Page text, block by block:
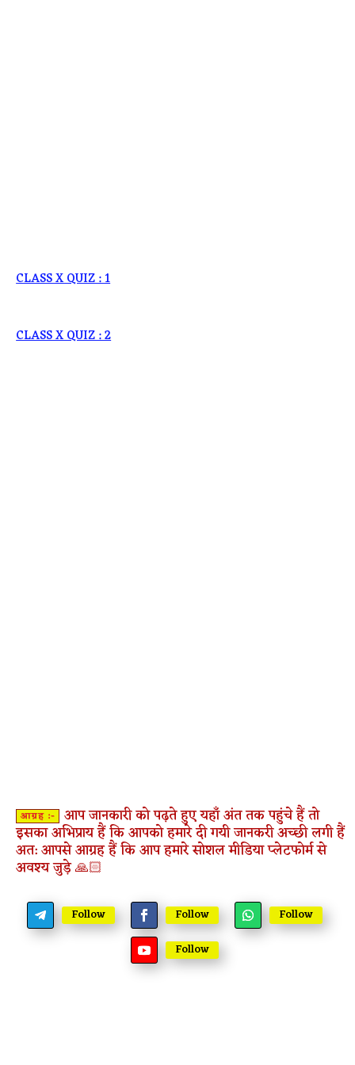
CLASS X QUIZ : 1
CLASS X QUIZ : 2
आग्रह :- आप जानकारी को पढ़ते हुए यहाँ अंत तक पहुंचे हैं तो
इसका अभिप्राय हैं कि आपको हमारे दी गयी जानकरी अच्छी लगी हैं
अत: आपसे आग्रह हैं कि आप हमारे सोशल मीडिया प्लेटफोर्म से
अवश्य जुड़े 🙏🏻
Follow Follow
Follow
Follow